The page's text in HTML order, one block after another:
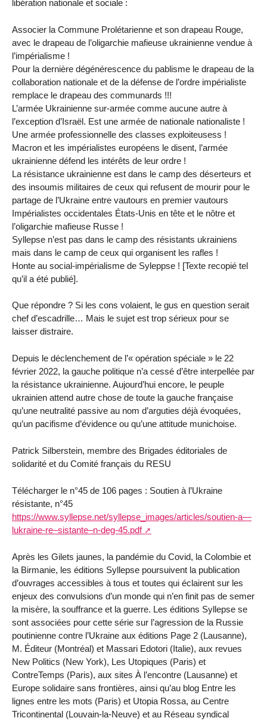
libération nationale et sociale :
Associer la Commune Prolétarienne et son drapeau Rouge,
avec le drapeau de l’oligarchie mafieuse ukrainienne vendue à
l’impérialisme !
Pour la dernière dégénérescence du pablisme le drapeau de la
collaboration nationale et de la défense de l’ordre impérialiste
remplace le drapeau des communards !!!
L’armée Ukrainienne sur-armée comme aucune autre à
l’exception d’Israël. Est une armée de nationale nationaliste !
Une armée professionnelle des classes exploiteusess !
Macron et les impérialistes européens le disent, l’armée
ukrainienne défend les intérêts de leur ordre !
La résistance ukrainienne est dans le camp des déserteurs et
des insoumis militaires de ceux qui refusent de mourir pour le
partage de l’Ukraine entre vautours en premier vautours
Impérialistes occidentales États-Unis en tête et le nôtre et
l’oligarchie mafieuse Russe !
Syllepse n’est pas dans le camp des résistants ukrainiens
mais dans le camp de ceux qui organisent les rafles !
Honte au social-impérialisme de Syleppse ! [Texte recopié tel
qu’il a été publié].
Que répondre ? Si les cons volaient, le gus en question serait
chef d’escadrille… Mais le sujet est trop sérieux pour se
laisser distraire.
Depuis le déclenchement de l’« opération spéciale » le 22
février 2022, la gauche politique n’a cessé d’être interpellée par
la résistance ukrainienne. Aujourd’hui encore, le peuple
ukrainien attend autre chose de toute la gauche française
qu’une neutralité passive au nom d’arguties déjà évoquées,
qu’un pacifisme d’évidence ou qu’une attitude munichoise.
Patrick Silberstein, membre des Brigades éditoriales de
solidarité et du Comité français du RESU
Télécharger le n°45 de 106 pages : Soutien à l’Ukraine
résistante, n°45
https://www.syllepse.net/syllepse_images/articles/soutien-a—
lukraine-re–sistante–n-deg-45.pdf
Après les Gilets jaunes, la pandémie du Covid, la Colombie et
la Birmanie, les éditions Syllepse poursuivent la publication
d’ouvrages accessibles à tous et toutes qui éclairent sur les
enjeux des convulsions d’un monde qui n’en finit pas de semer
la misère, la souffrance et la guerre. Les éditions Syllepse se
sont associées pour cette série sur l’agression de la Russie
poutinienne contre l’Ukraine aux éditions Page 2 (Lausanne),
M. Éditeur (Montréal) et Massari Edotori (Italie), aux revues
New Politics (New York), Les Utopiques (Paris) et
ContreTemps (Paris), aux sites À l’encontre (Lausanne) et
Europe solidaire sans frontières, ainsi qu’au blog Entre les
lignes entre les mots (Paris) et Utopia Rossa, au Centre
Tricontinental (Louvain-la-Neuve) et au Réseau syndical